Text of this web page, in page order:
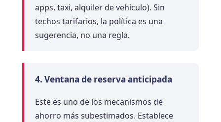
apps, taxi, alquiler de vehículo). Sin
techos tarifarios, la política es una
sugerencia, no una regla.
4. Ventana de reserva anticipada
Este es uno de los mecanismos de
ahorro más subestimados. Establece